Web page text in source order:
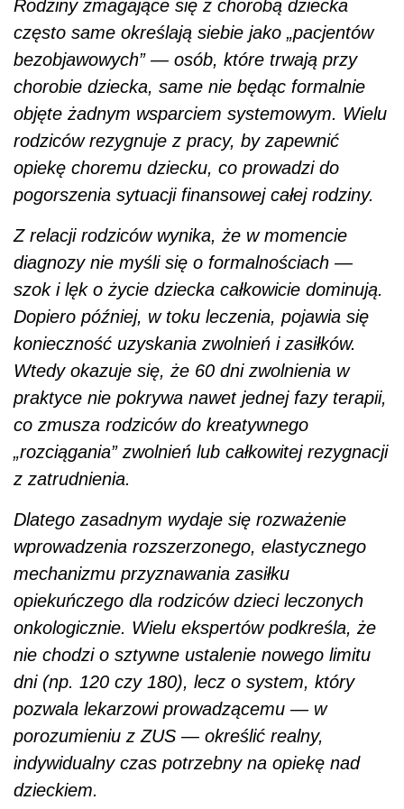
Rodziny zmagające się z chorobą dziecka
często same określają siebie jako „pacjentów
bezobjawowych” — osób, które trwają przy
chorobie dziecka, same nie będąc formalnie
objęte żadnym wsparciem systemowym. Wielu
rodziców rezygnuje z pracy, by zapewnić
opiekę choremu dziecku, co prowadzi do
pogorszenia sytuacji finansowej całej rodziny.
Z relacji rodziców wynika, że w momencie
diagnozy nie myśli się o formalnościach —
szok i lęk o życie dziecka całkowicie dominują.
Dopiero później, w toku leczenia, pojawia się
konieczność uzyskania zwolnień i zasiłków.
Wtedy okazuje się, że 60 dni zwolnienia w
praktyce nie pokrywa nawet jednej fazy terapii,
co zmusza rodziców do kreatywnego
„rozciągania” zwolnień lub całkowitej rezygnacji
z zatrudnienia.
Dlatego zasadnym wydaje się rozważenie
wprowadzenia rozszerzonego, elastycznego
mechanizmu przyznawania zasiłku
opiekuńczego dla rodziców dzieci leczonych
onkologicznie. Wielu ekspertów podkreśla, że
nie chodzi o sztywne ustalenie nowego limitu
dni (np. 120 czy 180), lecz o system, który
pozwala lekarzowi prowadzącemu — w
porozumieniu z ZUS — określić realny,
indywidualny czas potrzebny na opiekę nad
dzieckiem.